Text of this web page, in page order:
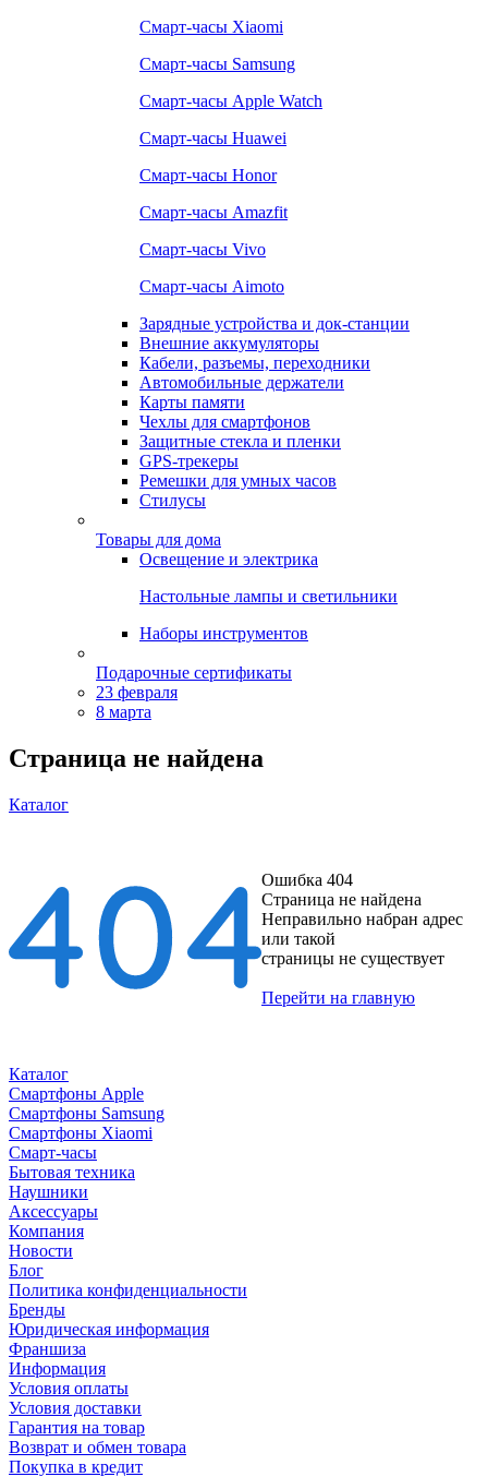
Смарт-часы Xiaomi
Смарт-часы Samsung
Смарт-часы Apple Watch
Смарт-часы Huawei
Смарт-часы Honor
Смарт-часы Amazfit
Смарт-часы Vivo
Смарт-часы Aimoto
Зарядные устройства и док-станции
Внешние аккумуляторы
Кабели, разъемы, переходники
Автомобильные держатели
Карты памяти
Чехлы для смартфонов
Защитные стекла и пленки
GPS-трекеры
Ремешки для умных часов
Стилусы
Товары для дома
Освещение и электрика
Настольные лампы и светильники
Наборы инструментов
Подарочные сертификаты
23 февраля
8 марта
Страница не найдена
Каталог
Ошибка 404
Страница не найдена
Неправильно набран адрес
или такой
страницы не существует
Перейти на главную
Каталог
Смартфоны Apple
Смартфоны Samsung
Смартфоны Xiaomi
Смарт-часы
Бытовая техника
Наушники
Аксессуары
Компания
Новости
Блог
Политика конфиденциальности
Бренды
Юридическая информация
Франшиза
Информация
Условия оплаты
Условия доставки
Гарантия на товар
Возврат и обмен товара
Покупка в кредит